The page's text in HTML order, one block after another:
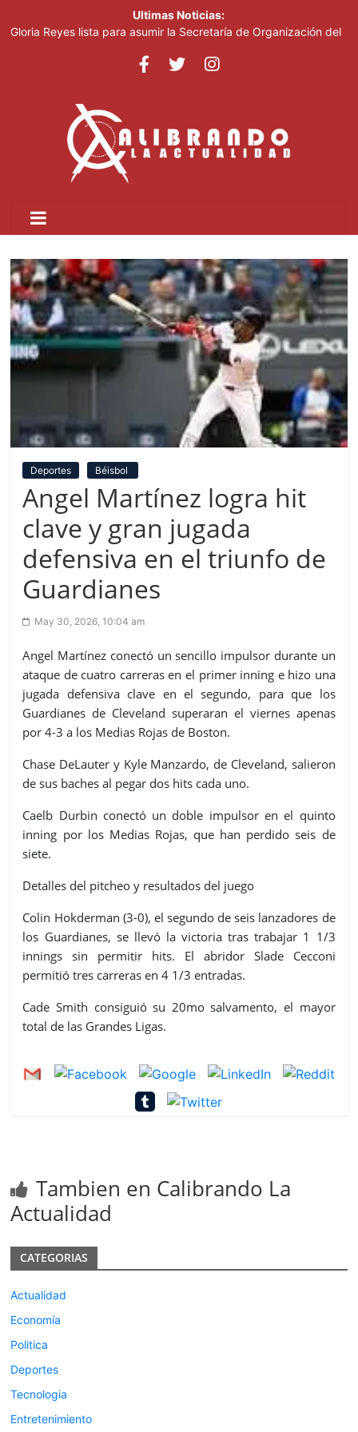
Ultimas Noticias:
Gloria Reyes lista para asumir la Secretaría de Organización del
Efemérides Patrias y el Instituto Duartiano en reunión solemne
Agente de la DIGESETT identifica a mujer reportada como
desaparecida tras encontrarla desorientada
Banreservas obtiene siete galardones en los Effie Awards
República Dominicana 2026
Deportes Béisbol
Angel Martínez logra hit
clave y gran jugada
defensiva en el triunfo de
Guardianes
May 30, 2026, 10:04 am
Angel Martínez conectó un sencillo impulsor durante un
ataque de cuatro carreras en el primer inning e hizo una
jugada defensiva clave en el segundo, para que los
Guardianes de Cleveland superaran el viernes apenas
por 4-3 a los Medias Rojas de Boston.
Chase DeLauter y Kyle Manzardo, de Cleveland, salieron
de sus baches al pegar dos hits cada uno.
Caelb Durbin conectó un doble impulsor en el quinto
inning por los Medias Rojas, que han perdido seis de
siete.
Detalles del pitcheo y resultados del juego
Colin Hokderman (3-0), el segundo de seis lanzadores de
los Guardianes, se llevó la victoria tras trabajar 1 1/3
innings sin permitir hits. El abridor Slade Cecconi
permitió tres carreras en 4 1/3 entradas.
Cade Smith consiguió su 20mo salvamento, el mayor
total de las Grandes Ligas.
Tambien en Calibrando La
Actualidad
CATEGORIAS
Actualidad
Economía
Politica
Deportes
Tecnologia
Entretenimiento